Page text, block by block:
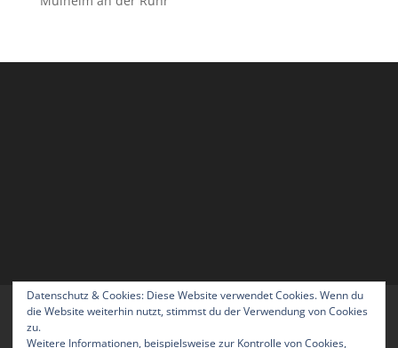
Home Blog Über uns
Kontakt
Datenschutz & Cookies: Diese Website verwendet Cookies. Wenn du
die Website weiterhin nutzt, stimmst du der Verwendung von Cookies
zu.
Weitere Informationen, beispielsweise zur Kontrolle von Cookies,